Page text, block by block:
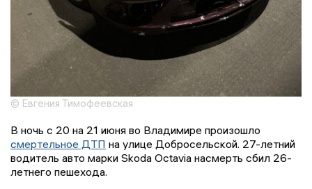
© Евгения Тимофеевская
В ночь с 20 на 21 июня во Владимире произошло
смертельное ДТП на улице Добросельской. 27-летний
водитель авто марки Skoda Octavia насмерть сбил 26-
летнего пешехода.